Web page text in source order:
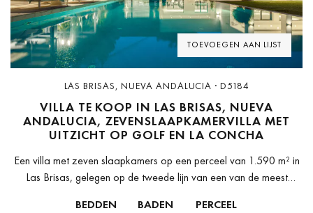
TOEVOEGEN AAN LIJST
LAS BRISAS, NUEVA ANDALUCIA · D5184
VILLA TE KOOP IN LAS BRISAS, NUEVA
ANDALUCIA, ZEVENSLAAPKAMERVILLA MET
UITZICHT OP GOLF EN LA CONCHA
Een villa met zeven slaapkamers op een perceel van 1.590 m² in
Las Brisas, gelegen op de tweede lijn van een van de meest
BEDDEN
BADEN
PERCEEL